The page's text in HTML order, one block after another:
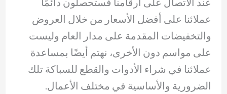
عند الاتصال على أرقامنا فستحصلون دائمًا
عملائنا على أفضل الأسعار من خلال العروض
والتخفيضات المقدمة على مدار العام وليست
على مواسم دون الأخرى، نهتم أيضًا بمساعدة
عملائنا في شراء الأدوات والقطع للسباكة تلك
الضرورية والأساسية في مختلف الأعمال.